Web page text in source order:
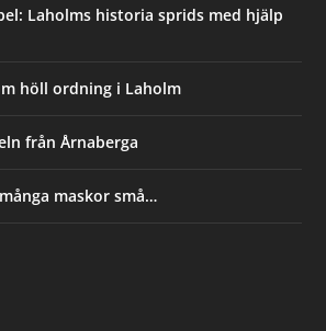
Laholms historia sprids med hjälp
höll ordning i Laholm
från Årnaberga
maskor små…